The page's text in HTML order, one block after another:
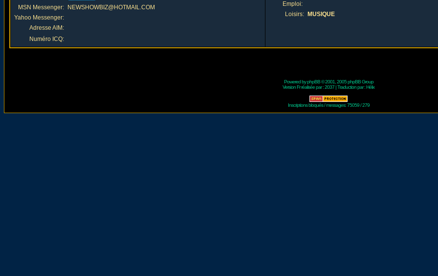
Emploi:
Loisirs:
MUSIQUE
MSN Messenger:
NEWSHOWBIZ@HOTMAIL.COM
Yahoo Messenger:
Adresse AIM:
Numéro ICQ:
Powered byphpBB© 2001, 2005 phpBB Group
Version Fr réalisée par :2037 | Traduction par :Hélix
Inscriptions bloqués / messages: 75059 / 279